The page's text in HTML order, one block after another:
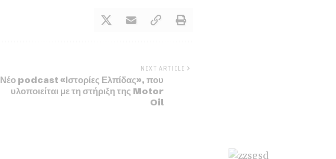
NEXT ARTICLE
Νέο podcast «Ιστορίες Ελπίδας», που
υλοποιείται με τη στήριξη της Motor
Oil